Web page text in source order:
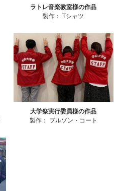
ラトレ音楽教室様の作品
製作： Tシャツ
大学祭実行委員様の作品
製作：
ブルゾン・コート